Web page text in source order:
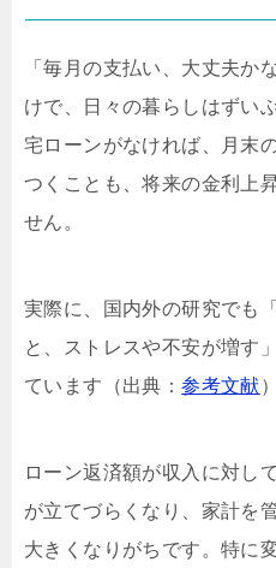
「毎月の支払い、大丈夫
けで、日々の暮らしはずい
宅ローンがなければ、月末
つくことも、将来の金利上
せん。
実際に、国内外の研究でも
と、ストレスや不安が増す
ています（出典：参考文献
ローン返済額が収入に対し
が立てづらくなり、家計を
大きくなりがちです。特に